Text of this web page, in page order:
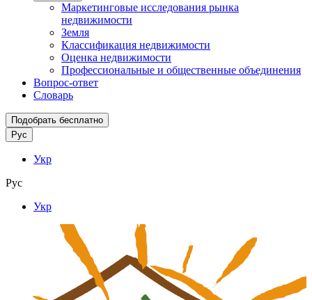
Маркетинговые исследования рынка
недвижимости
Земля
Классификация недвижимости
Оценка недвижимости
Профессиональные и общественные объединения
Вопрос-ответ
Словарь
Подобрать бесплатно
Рус
Укр
Рус
Укр